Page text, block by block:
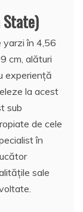
State)
yarzi în 4,56
cm, alături
experiență
la acest
sub
de cele
în
sale